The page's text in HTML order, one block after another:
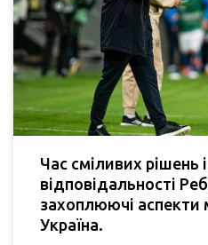
Час сміливих рішень
відповідальності
захоплюючі аспекти
Україна.